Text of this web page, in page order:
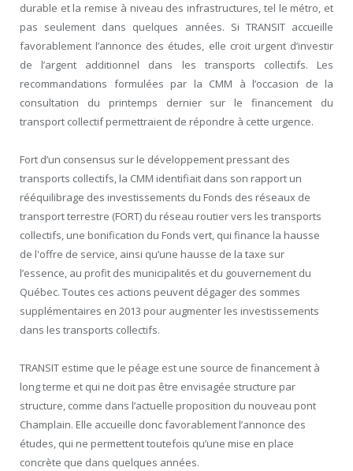
durable et la remise à niveau des infrastructures, tel le métro, et
pas seulement dans quelques années. Si TRANSIT accueille
favorablement l’annonce des études, elle croit urgent d’investir
de l’argent additionnel dans les transports collectifs. Les
recommandations formulées par la CMM à l’occasion de la
consultation du printemps dernier sur le financement du
transport collectif permettraient de répondre à cette urgence.
Fort d’un consensus sur le développement pressant des
transports collectifs, la CMM identifiait dans son rapport un
rééquilibrage des investissements du Fonds des réseaux de
transport terrestre (FORT) du réseau routier vers les transports
collectifs, une bonification du Fonds vert, qui finance la hausse
de l'offre de service, ainsi qu’une hausse de la taxe sur
l’essence, au profit des municipalités et du gouvernement du
Québec. Toutes ces actions peuvent dégager des sommes
supplémentaires en 2013 pour augmenter les investissements
dans les transports collectifs.
TRANSIT estime que le péage est une source de financement à
long terme et qui ne doit pas être envisagée structure par
structure, comme dans l’actuelle proposition du nouveau pont
Champlain. Elle accueille donc favorablement l’annonce des
études, qui ne permettent toutefois qu’une mise en place
concrète que dans quelques années.